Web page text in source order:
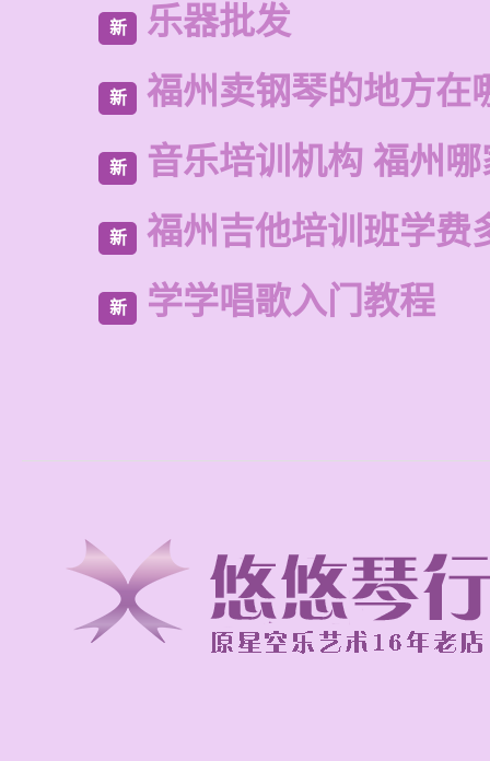
新 乐器批发
新 福州卖钢琴的地方在
新 音乐培训机构 福州
新 福州吉他培训班学费
新 学学唱歌入门教程